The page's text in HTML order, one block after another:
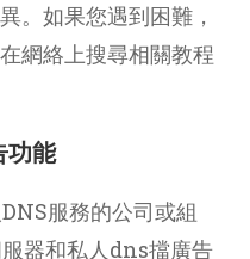
。如果您遇到困難，
網絡上搜尋相關教程
功能
服務的公司或組
器和私人dns擋廣告